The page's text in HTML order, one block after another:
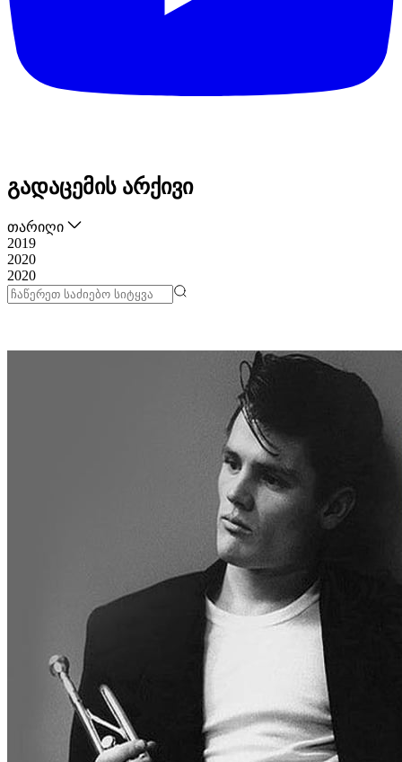
გადაცემის არქივი
თარიღი
2019
2020
2020